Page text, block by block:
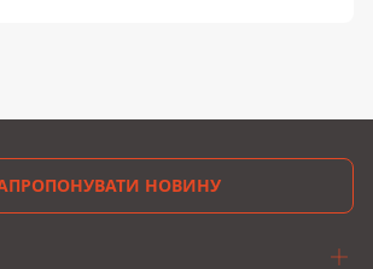
НОВИНУ